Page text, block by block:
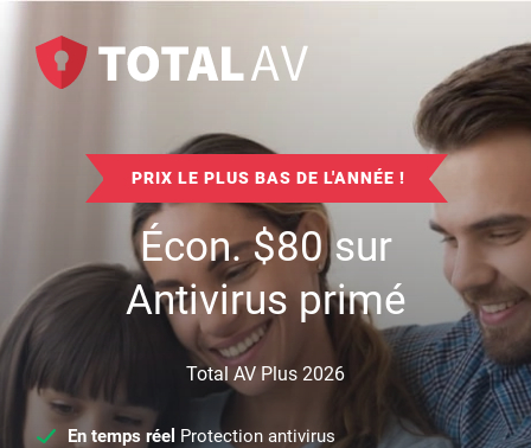
PRIX LE PLUS BAS DE L'ANNÉE !
Écon.$80sur
Antivirus primé
Total AV Plus 2026
En temps réel Protection antivirus